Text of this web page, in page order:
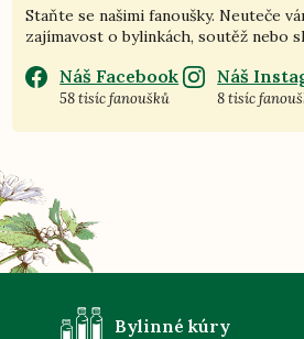
Staňte se našimi fanoušky. Neuteče
zajímavost o bylinkách, soutěž nebo
Náš Facebook
58 tisíc fanoušků
Náš
8 tisíc
Bylinné kúry